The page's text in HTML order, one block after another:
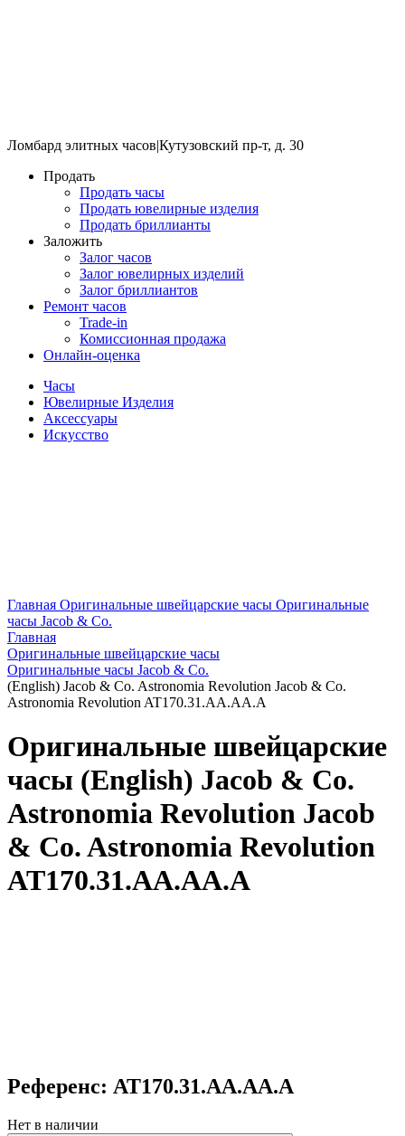
Ломбард элитных часов|Кутузовский пр-т, д. 30
Продать
Продать часы
Продать ювелирные изделия
Продать бриллианты
Заложить
Залог часов
Залог ювелирных изделий
Залог бриллиантов
Ремонт часов
Trade-in
Комиссионная продажа
Онлайн-оценка
Часы
Ювелирные Изделия
Аксессуары
Искусство
Главная Оригинальные швейцарские часы Оригинальные
часы Jacob & Co.
Главная
Оригинальные швейцарские часы
Оригинальные часы Jacob & Co.
(English) Jacob & Co. Astronomia Revolution Jacob & Co.
Astronomia Revolution AT170.31.AA.AA.A
Оригинальные швейцарские
часы (English) Jacob & Co.
Astronomia Revolution Jacob
& Co. Astronomia Revolution
AT170.31.AA.AA.A
Референс: AT170.31.AA.AA.A
Нет в наличии